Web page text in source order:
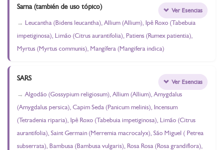
Sarna (también de uso tópico)
Leucantha (Bidens leucantha), Allium (Allium), Ipê Roxo (Tabebuia
impetiginosa), Limão (Citrus aurantifolia), Patiens (Rumex patientia),
Myrtus (Myrtus communis), Mangífera (Mangifera indica)
Ver Esencias
SARS
Algodão (Gossypium religiosum), Allium (Allium), Amygdalus
(Amygdalus persica), Capim Seda (Panicum melinis), Incensum
(Tetradenia riparia), Ipê Roxo (Tabebuia impetiginosa), Limão (Citrus
aurantifolia), Saint Germain (Merremia macrocalyx), São Miguel ( Petrea
subserrata), Bambusa (Bambusa vulgaris), Rosa Rosa (Rosa grandiflora),
Ver Esencias